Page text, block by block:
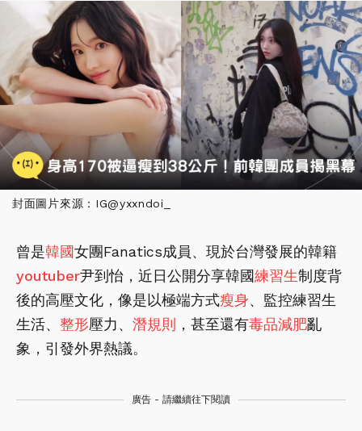
封面圖片來源：IG@yxxndoi_
曾是韓國女團Fanatics成員、現於台灣發展的韓籍
youtuber尹到怡，近日公開分享韓國練習生制度背
後的高壓文化，像是以極端方式瘦身、監控練習生
生活、 整形壓力、 潛規則 ，甚至還有毒品減肥亂
象，引發外界熱議。
廣告 - 請繼續往下閱讀